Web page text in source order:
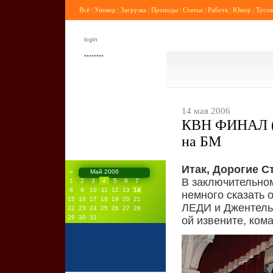
Всё | Универ | Загрузка | Преподы | Статьи | Работа | Юмор |
«
Май 2006
1
2 3 4 5 6
7
8
9 10 11 12 13
14
15
16 17 18 19 20 21
22
23 24 25 26 27
28
29
30 31
14 мая 2006
КВН ФИНАЛ
на БМ
Итак, Дорогие
В
немного
ЛЕДИ и
ой извените,